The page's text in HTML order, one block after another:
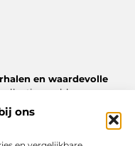
ons
en waardevolle
van blogs en
van nuttige tips tot
te vinden op